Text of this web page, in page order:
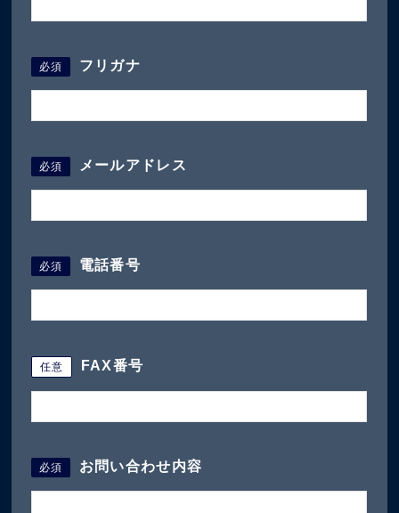
必須 フリガナ
必須 メールアドレス
必須 電話番号
任意 FAX番号
必須 お問い合わせ内容